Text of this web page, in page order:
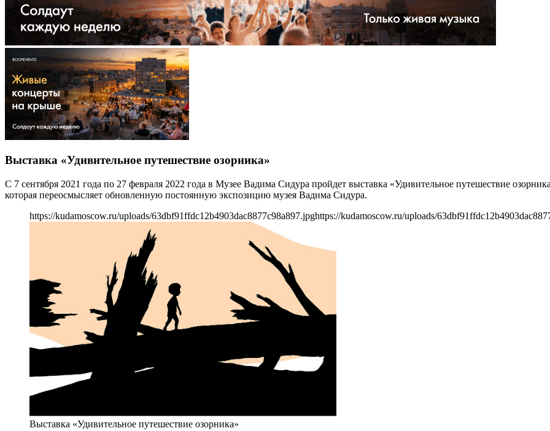
Выставка «Удивительное путешествие озорника»
С 7 сентября 2021 года по 27 февраля 2022 года в Музее Вадима Сидура пройдет выставка «Удивительное путешествие
которая переосмысляет обновленную постоянную экспозицию музея Вадима Сидура.
https://kudamoscow.ru/uploads/63dbf91ffdc12b4903dac8877c98a897.jpghttps://kudamoscow.ru/uploads/
Выставка «Удивительное путешествие озорника»